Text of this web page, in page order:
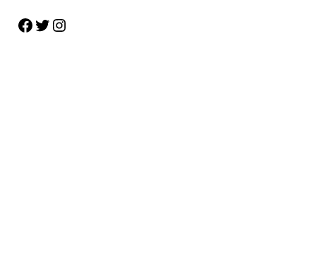
Facebook Twitter Instagram